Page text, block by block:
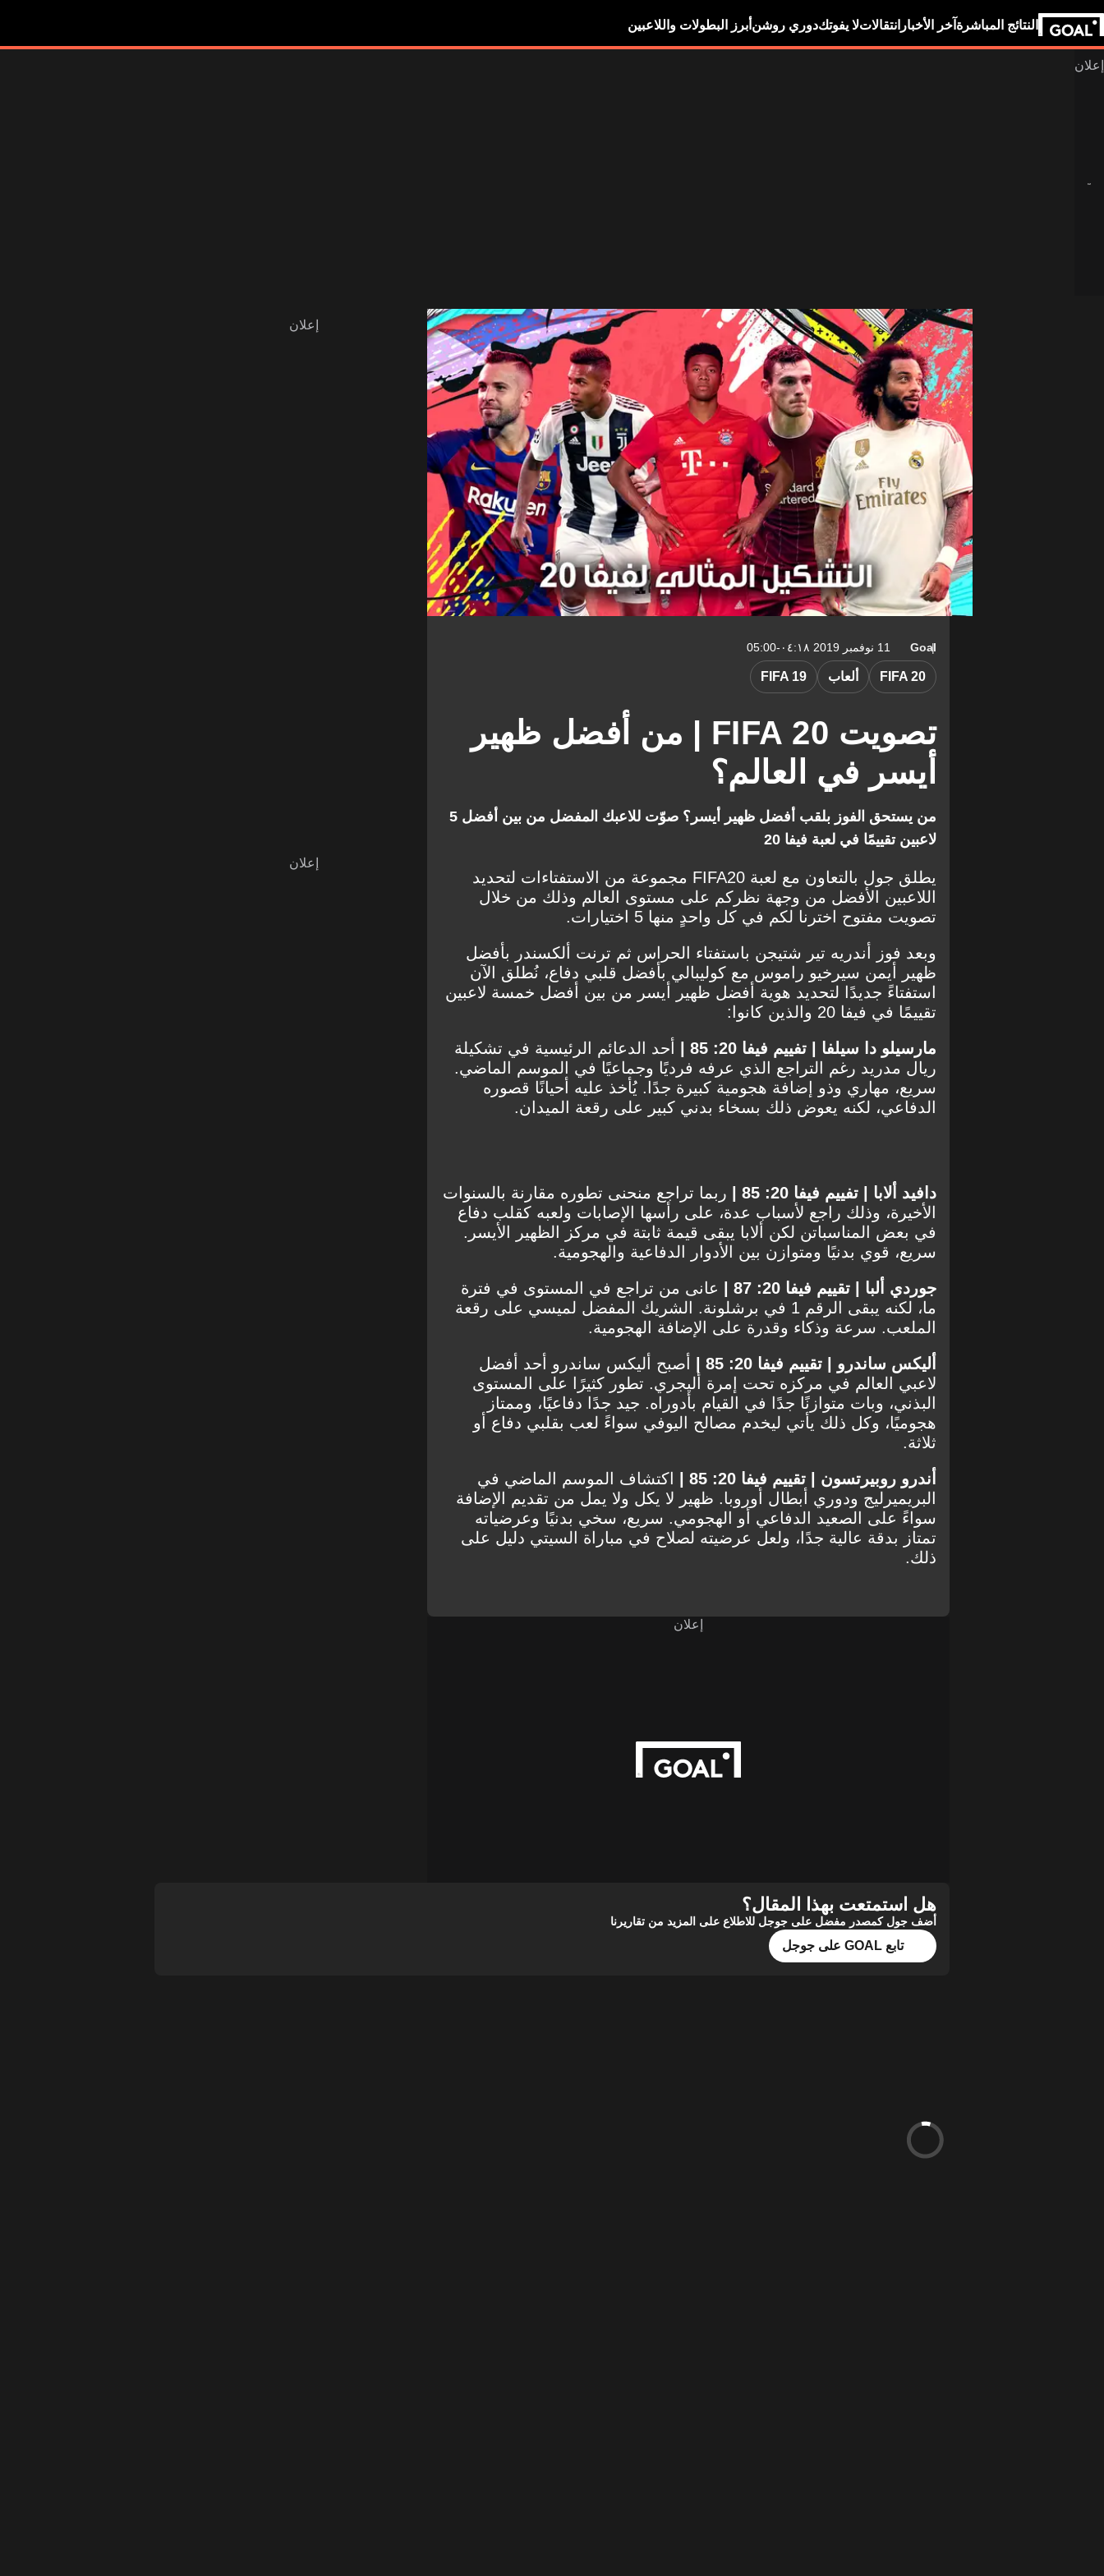
النتائج المباشرة آخر الأخبار انتقالاتلا يفوتكدوري روشن أبرز البطولات واللاعبين
Goal 11 نوفمبر 2019 ٠٤:١٨-05:00
تصويت FIFA 20 | من أفضل ظهير
أيسر في العالم؟
FIFA 20 ألعاب FIFA 19
من يستحق الفوز بلقب أفضل ظهير أيسر؟ صوّت للاعبك المفضل من بين أفضل 5
لاعبين تقييمًا في لعبة فيفا 20
يطلق جول بالتعاون مع لعبة FIFA20 مجموعة من الاستفتاءات لتحديد
اللاعبين الأفضل من وجهة نظركم على مستوى العالم وذلك من خلال
تصويت مفتوح اخترنا لكم في كل واحدٍ منها 5 اختيارات.
وبعد فوز أندريه تير شتيجن باستفتاء الحراس ثم ترنت ألكسندر بأفضل
ظهير أيمن سيرخيو راموس مع كوليبالي بأفضل قلبي دفاع، نُطلق الآن
استفتاءً جديدًا لتحديد هوية أفضل ظهير أيسر من بين أفضل خمسة لاعبين
تقييمًا في فيفا 20 والذين كانوا:
مارسيلو دا سيلفا | تفييم فيفا 20: 85 |
أحد الدعائم الرئيسية في تشكيلة
ريال مدريد رغم التراجع الذي عرفه فرديًا وجماعيًا في الموسم الماضي.
سريع، مهاري وذو إضافة هجومية كبيرة جدًا. يُأخذ عليه أحيانًا قصوره
الدفاعي، لكنه يعوض ذلك بسخاء بدني كبير على رقعة الميدان.
دافيد ألابا | تفييم فيفا 20: 85 |
ربما تراجع منحنى تطوره مقارنة بالسنوات
الأخيرة، وذلك راجع لأسباب عدة، على رأسها الإصابات ولعبه كقلب دفاع
في بعض المناسباتن لكن ألابا يبقى قيمة ثابتة في مركز الظهير الأيسر.
سريع، قوي بدنيًا ومتوازن بين الأدوار الدفاعية والهجومية.
جوردي ألبا | تقييم فيفا 20: 87 |
عانى من تراجع في المستوى في فترة
ما، لكنه يبقى الرقم 1 في برشلونة. الشريك المفضل لميسي على رقعة
الملعب. سرعة وذكاء وقدرة على الإضافة الهجومية.
أليكس ساندرو | تقييم فيفا 20: 85 |
أصبح أليكس ساندرو أحد أفضل
لاعبي العالم في مركزه تحت إمرة أليجري. تطور كثيرًا على المستوى
البذني، وبات متوازنًا جدًا في القيام بأدوراه. جيد جدًا دفاعيًا، وممتاز
هجوميًا، وكل ذلك يأتي ليخدم مصالح اليوفي سواءً لعب بقلبي دفاع أو
ثلاثة.
أندرو روبيرتسون | تقييم فيفا 20: 85 |
اكتشاف الموسم الماضي في
البريميرليج ودوري أبطال أوروبا. ظهير لا يكل ولا يمل من تقديم الإضافة
سواءً على الصعيد الدفاعي أو الهجومي. سريع، سخي بدنيًا وعرضياته
تمتاز بدقة عالية جدًا، ولعل عرضيته لصلاح في مباراة السيتي دليل على
ذلك.
إعلان
هل استمتعت بهذا المقال؟
أضف جول كمصدر مفضل على جوجل للاطلاع على المزيد من تقاريرنا
تابع GOAL على جوجل